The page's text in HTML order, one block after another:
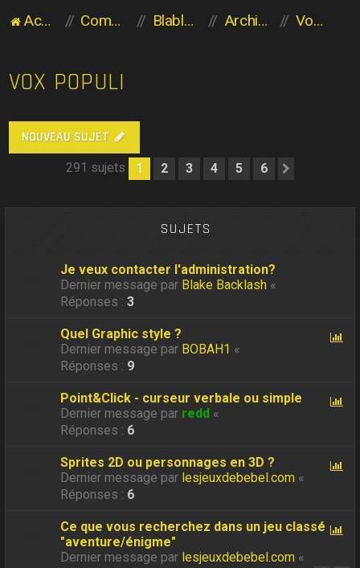
Accueil du forum Communauté des Planaviens Blabla entre Planaviens Archives Vox Populi
VOX POPULI
NOUVEAU SUJET
291 sujets 1 2 3 4 5 6
SUJETS
Je veux contacter l'administration?
Dernier message par Blake Backlash «
Réponses :3
Quel Graphic style ?
Dernier message par BOBAH1 «
Réponses : 9
Point&Click - curseur verbale ou simple
Dernier message par redd «
Réponses : 6
Sprites 2D ou personnages en 3D ?
Dernier message par lesjeuxdebebel.com «
Réponses : 6
Ce que vous recherchez dans un jeu classé
"aventure/énigme"
Dernier message par lesjeuxdebebel.com «